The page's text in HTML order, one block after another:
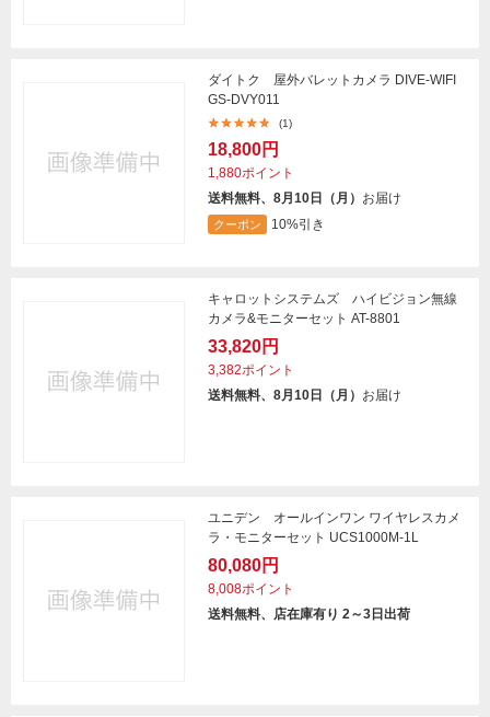
ダイトク 屋外バレットカメラ DIVE-WIFI
GS-DVY011
(1)
18,800円
1,880ポイント
送料無料、8月10日（月） お届け
クーポン 10%引き
キャロットシステムズ ハイビジョン無線
カメラ&モニターセット AT-8801
33,820円
3,382ポイント
送料無料、8月10日（月） お届け
ユニデン オールインワン ワイヤレスカメ
ラ・モニターセット UCS1000M-1L
80,080円
8,008ポイント
送料無料、店在庫有り 2～3日出荷